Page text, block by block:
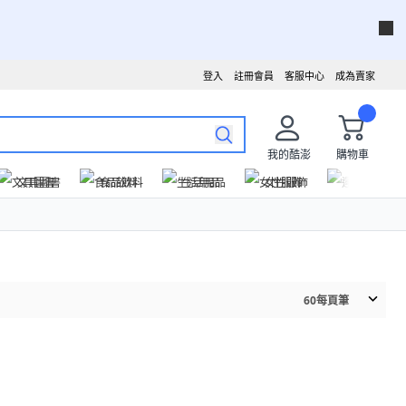
成為賣家
客服中心
註冊會員
登入
我的酷澎
購物車
文具圖書
食品飲料 生活用品 女性服飾
60每頁筆